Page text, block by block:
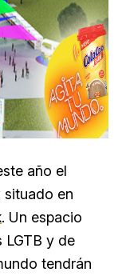
año el
situado en
. Un espacio
y de
tendrán